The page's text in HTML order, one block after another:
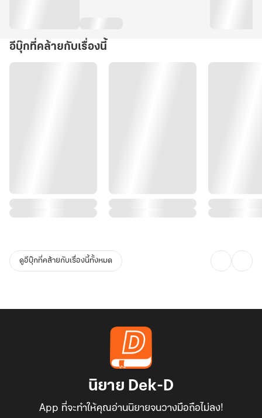
อีบุ๊กที่คล้ายกับเรื่องนี้
ดูอีบุ๊กที่คล้ายกับเรื่องนี้ทั้งหมด
นิยาย Dek-D
App ที่จะทำให้คุณอ่านนิยายจนวางมือถือไม่ลง!